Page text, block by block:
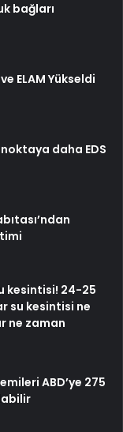
bağları
ELAM Yükseldi
daha EDS
kesintisi! 24-25
su kesintisi ne
ne zaman
ABD’ye 275